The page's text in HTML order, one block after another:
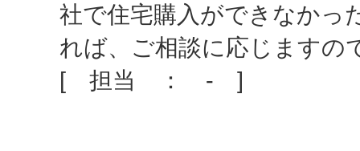
社で住宅購入ができなかっ
れば、ご相談に応じます
[ 担当 ： - ]